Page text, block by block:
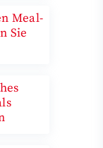
Meal-
Sie